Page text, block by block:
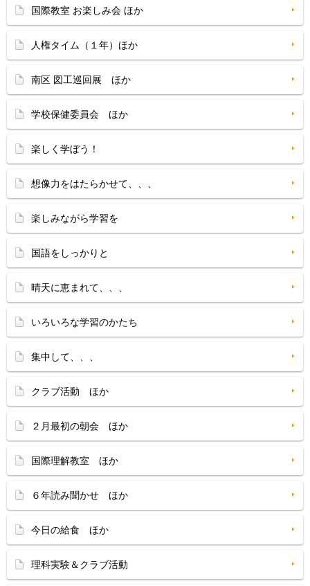
国際教室 お楽しみ会 ほか
人権タイム（１年）ほか
南区 図工巡回展 ほか
学校保健委員会 ほか
楽しく学ぼう！
想像力をはたらかせて、、、
楽しみながら学習を
国語をしっかりと
晴天に恵まれて、、、
いろいろな学習のかたち
集中して、、、
クラブ活動 ほか
２月最初の朝会 ほか
国際理解教室 ほか
６年読み聞かせ ほか
今日の給食 ほか
理科実験＆クラブ活動